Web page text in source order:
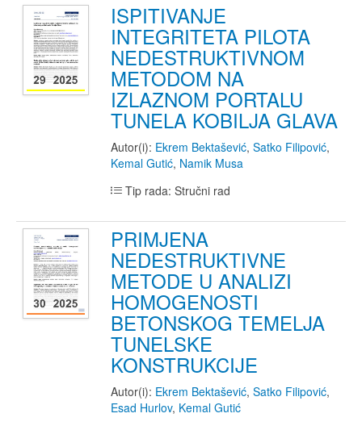
ISPITIVANJE
INTEGRITETA PILOTA
NEDESTRUKTIVNOM
METODOM NA
IZLAZNOM PORTALU
TUNELA KOBILJA GLAVA
Autor(i): Ekrem Bektašević, Satko Filipović,
Kemal Gutić, Namik Musa
Tip rada: Stručni rad
PRIMJENA
NEDESTRUKTIVNE
METODE U ANALIZI
HOMOGENOSTI
BETONSKOG TEMELJA
TUNELSKE
KONSTRUKCIJE
Autor(i): Ekrem Bektašević, Satko Filipović,
Esad Hurlov, Kemal Gutić